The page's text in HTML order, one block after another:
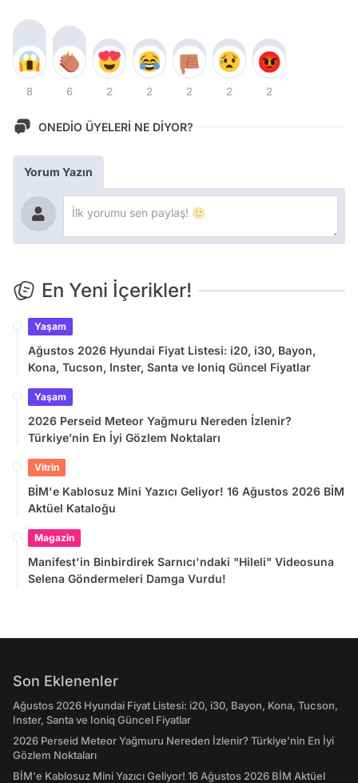
8 6 2 2 2 2 2
ONEDİO ÜYELERİ NE DİYOR?
Yorum Yazın
En Yeni İçerikler!
Yaşam
Ağustos 2026 Hyundai Fiyat Listesi: i20, i30, Bayon,
Kona, Tucson, Inster, Santa ve Ioniq Güncel Fiyatlar
Yaşam
2026 Perseid Meteor Yağmuru Nereden İzlenir?
Türkiye’nin En İyi Gözlem Noktaları
Vitrin
BİM'e Kablosuz Mini Yazıcı Geliyor! 16 Ağustos 2026 BİM
Aktüel Kataloğu
Magazin
Manifest'in Binbirdirek Sarnıcı'ndaki "Hileli" Videosuna
Selena Göndermeleri Damga Vurdu!
Son Eklenenler
Ağustos 2026 Hyundai Fiyat Listesi: i20, i30, Bayon, Kona, Tucson,
Inster, Santa ve Ioniq Güncel Fiyatlar
2026 Perseid Meteor Yağmuru Nereden İzlenir? Türkiye’nin En İyi
Gözlem Noktaları
BİM'e Kablosuz Mini Yazıcı Geliyor! 16 Ağustos 2026 BİM Aktüel